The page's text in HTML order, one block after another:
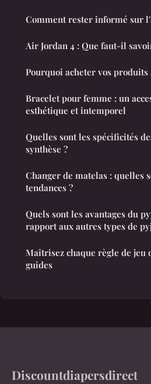
Comment rester informé sur
Air Jordan 4 : Que faut-il
Pourquoi acheter vos produits
Bracelet pour femme : un
esthétique et intemporel
Quelles sont les spécificités
synthèse ?
Changer de matelas : quelles
tendances ?
Quels sont les avantages du
rapport aux autres types de
Maîtrisez chaque règle de jeu
guides
Discountdiapersdirect